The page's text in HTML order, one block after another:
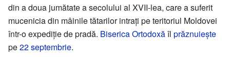
din a doua jumătate a secolului al XVII-lea, care a suferit
mucenicia din mâinile tătarilor intrați pe teritoriul Moldovei
într-o expediție de pradă. Biserica Ortodoxăîl prăznuiește
pe22 septembrie.